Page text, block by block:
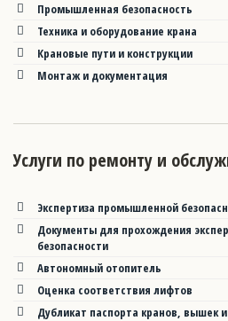
Промышленная безопасность
Техника и оборудование крана
Крановые пути и конструкции
Монтаж и документация
Услуги по ремонту и
Экспертиза промышленной
Документы для прохождения
безопасности
Автономный отопитель
Оценка соответствия лифтов
Дубликат паспорта кранов, вышек